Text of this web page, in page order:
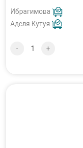
Ибрагимова
Аделя Кутуя
- +